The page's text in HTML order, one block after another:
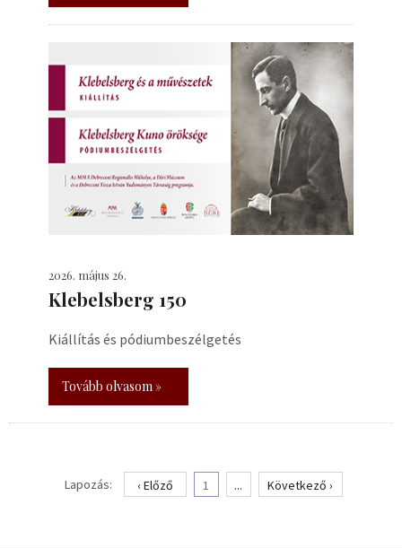
2026. május 26.
Klebelsberg 150
Kiállítás és pódiumbeszélgetés
Tovább olvasom »
Lapozás: ‹ Előző 1 ... Következő ›